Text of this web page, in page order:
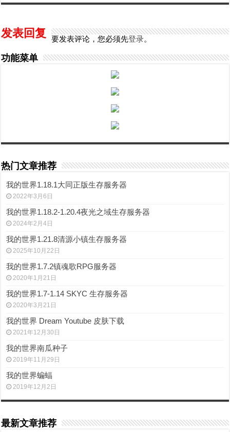
发表回复 要发表评论，您必须先登录。
功能菜单
热门文章推荐
我的世界1.18.1大同正版生存服务器
2022年3月6日
我的世界1.18.2-1.20.4夜光之域生存服务器
2024年2月4日
我的世界1.21.8清源小镇生存服务器
2025年10月22日
我的世界1.7.2镇魂歌RPG服务器
2020年1月21日
我的世界1.7-1.14 SKYC 生存服务器
2020年3月21日
我的世界 Dream Youtube 皮肤下载
2021年12月30日
我的世界南瓜种子
2019年11月29日
我的世界蝙蝠
2019年12月2日
最新文章推荐